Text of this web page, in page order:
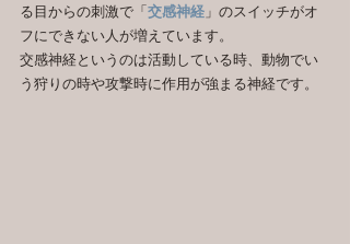
る目からの刺激で「 交感神経」のスイッチがオ
フにできない人が増えています。
交感神経というのは活動している時、動物でい
う狩りの時や攻撃時に作用が強まる神経です。